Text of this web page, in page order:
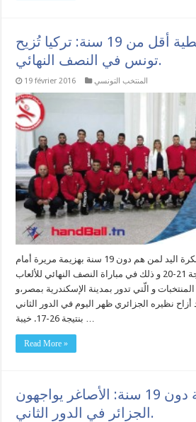
الألعاب المتوسّطية أقل من 19 سنة: تركيا تُزيح
تونس في النصف النهائي.
19 février 2016 المنتخب التونسي
مُنِيَ المنتخب التونسي لكرة اليد لمن هم دون 19 سنة بهزيمة مريرة أمام
نظيره التركي بنتيجة 21-20 و ذلك في مباراة النصف النهائي للألعاب
و الّتي تدور بمدينة الإسكندرية بمصر،و
نظيره الجزائري ظهر اليوم في الدور الثاني
Read More »
الألعاب المتوسّطية دون 19 سنة: الأصاغر يواجهون
الجزائر في الدور الثاني.